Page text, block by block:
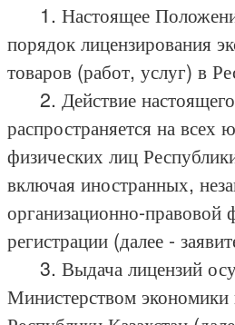
1. Настоящее
порядок лицензирования
товаров (работ, услуг) в
2. Действие
распространяется на всех
физических лиц
включая иностранных,
организационно-
регистрации (далее -
3. Выдача лицензий
Министерством экономики